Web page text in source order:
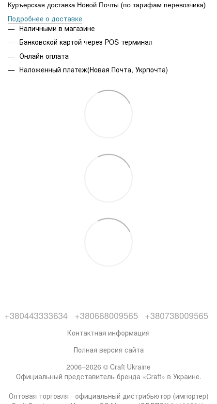
Куръерская доставка Новой Почты (по тарифам перевозчика)
Подробнее о доставке
Наличными в магазине
Банковской картой через POS-терминал
Онлайн оплата
Наложенный платеж(Новая Почта, Укрпочта)
+380443333634 +380668009565 +380738009565
Контактная информация
Полная версия сайта
2006–2026 © Craft Ukraine
Официальный представитель бренда «Craft» в Украине.
Оптовая торговля - официальный дистрибьютор (импортер)